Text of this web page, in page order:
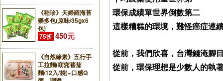
《稑珍》天婦羅海苔
樂多包(原味/35gx6
包)
75折 450元
《自然緣素》五行手
工拉麵(窈窕蕃茄
麵/12入/袋)~口感Q
環保成績單世界倒數第二
這樣糟糕的環境，難怪癌症連
從前，我們欣喜，台灣錢淹腳
從前，環保理想是少數人的執